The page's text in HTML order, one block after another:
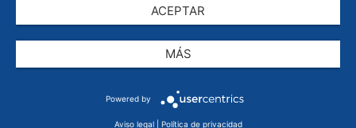
ACEPTAR
MÁS
Powered by
Aviso legal Política de privacidad